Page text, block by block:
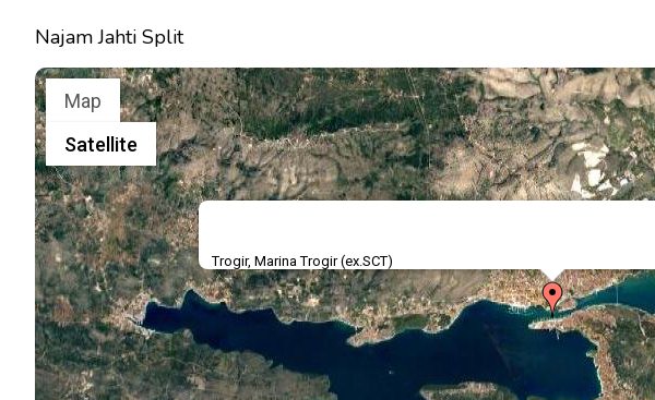
Najam Jahti Split
Trogir, Marina Trogir (ex.SCT)
Map
Satellite